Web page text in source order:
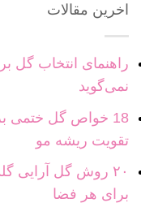
اخرین مقالات
راهنمای انتخاب گل
نمی‌گوید
18 خواص گل ختمی
تقویت ریشه مو
۲۰ روش گل آرایی
برای هر فضا